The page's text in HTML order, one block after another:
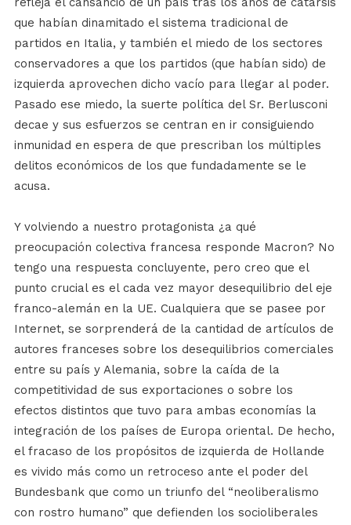
que habían dinamitado el sistema tradicional de
partidos en Italia, y también el miedo de los sectores
conservadores a que los partidos (que habían sido) de
izquierda aprovechen dicho vacío para llegar al poder.
Pasado ese miedo, la suerte política del Sr. Berlusconi
decae y sus esfuerzos se centran en ir consiguiendo
inmunidad en espera de que prescriban los múltiples
delitos económicos de los que fundadamente se le
acusa.
Y volviendo a nuestro protagonista ¿a qué
preocupación colectiva francesa responde Macron? No
tengo una respuesta concluyente, pero creo que el
punto crucial es el cada vez mayor desequilibrio del eje
franco-alemán en la UE. Cualquiera que se pasee por
Internet, se sorprenderá de la cantidad de artículos de
autores franceses sobre los desequilibrios comerciales
entre su país y Alemania, sobre la caída de la
competitividad de sus exportaciones o sobre los
efectos distintos que tuvo para ambas economías la
integración de los países de Europa oriental. De hecho,
el fracaso de los propósitos de izquierda de Hollande
es vivido más como un retroceso ante el poder del
Bundesbank que como un triunfo del “neoliberalismo
con rostro humano” que defienden los socioliberales